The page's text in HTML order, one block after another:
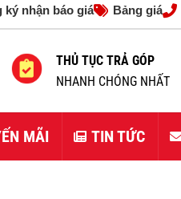
ký nhận báo giá Bảng giá
THỦ TỤC TRẢ GÓP
NHANH CHÓNG NHẤT
MÃI TIN TỨC